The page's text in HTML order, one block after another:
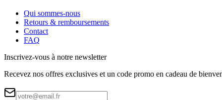
Qui sommes-nous
Retours & remboursements
Contact
FAQ
Inscrivez-vous à notre newsletter
Recevez nos offres exclusives et un code promo en cadeau de